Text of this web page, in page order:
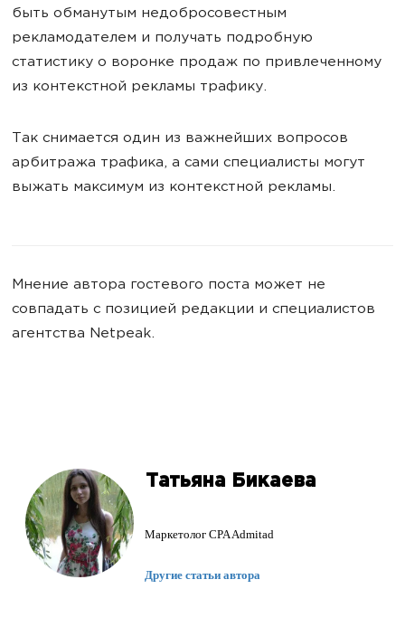
быть обманутым недобросовестным
рекламодателем и получать подробную
статистику о воронке продаж по привлеченному
из контекстной рекламы трафику.
Так снимается один из важнейших вопросов
арбитража трафика, а сами специалисты могут
выжать максимум из контекстной рекламы.
Мнение автора гостевого поста может не
совпадать с позицией редакции и специалистов
агентства Netpeak.
Татьяна Бикаева
Маркетолог CPA Admitad
Другие статьи автора